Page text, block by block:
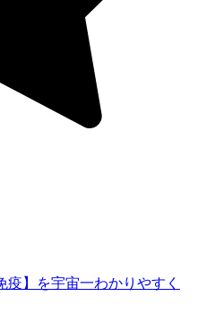
疫】を宇宙一わかりやすく